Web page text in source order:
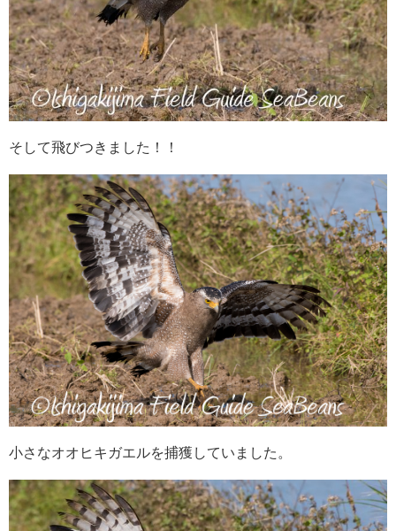
そして飛びつきました！！
小さなオオヒキガエルを捕獲していました。